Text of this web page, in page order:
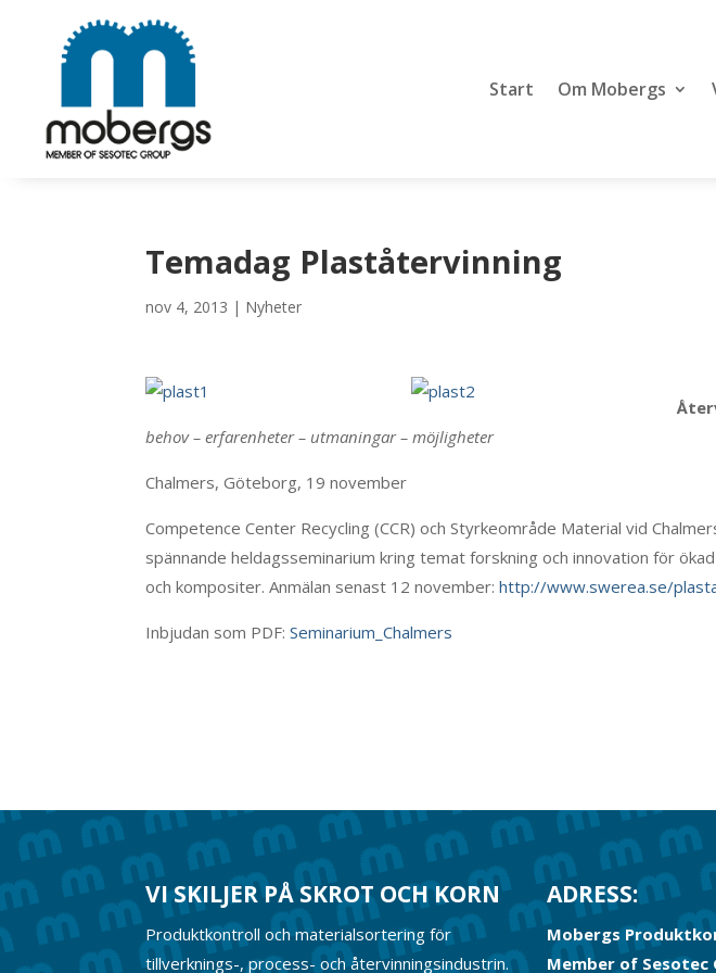
Start Om Mobergs
Temadag Plaståtervinning
nov 4, 2013 | Nyheter
behov – erfarenheter – utmaningar – möjligheter
Chalmers, Göteborg, 19 november
Competence Center Recycling (CCR) och Styrkeområde Material vid
spännande heldagsseminarium kring temat forskning och innovation för
och kompositer. Anmälan senast 12 november:http://www.swerea.se/
Inbjudan som PDF:Seminarium_Chalmers
VI SKILJER PÅ SKROT OCH KORN
Produktkontroll och materialsortering för
tillverknings-, process- och återvinningsindustrin.
ADRESS:
Mobergs
Member of Sesotec